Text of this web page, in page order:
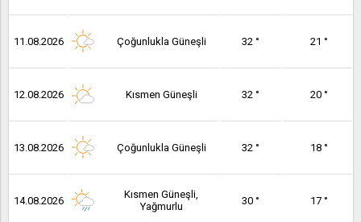
11.08.2026 Çoğunlukla Güneşli 32 ° 21 °
12.08.2026 Kısmen Güneşli 32 ° 20 °
13.08.2026 Çoğunlukla Güneşli 32 ° 18 °
14.08.2026
Kısmen Güneşli,
Yağmurlu
30 ° 17 °